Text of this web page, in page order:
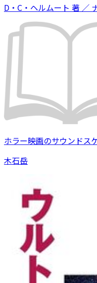
D・C・ヘルムート 著 ／
ホラー映画のサウンドス
木石岳